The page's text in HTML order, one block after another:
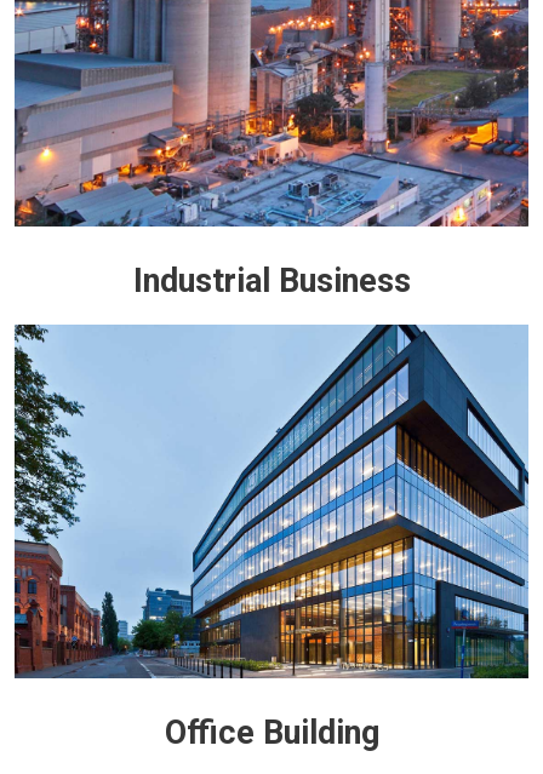
Industrial Business
Office Building